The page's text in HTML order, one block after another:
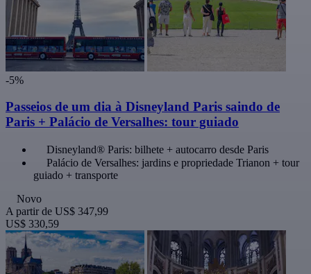
-5%
Passeios de um dia à Disneyland Paris saindo de
Paris + Palácio de Versalhes: tour guiado
Disneyland® Paris: bilhete + autocarro desde Paris
Palácio de Versalhes: jardins e propriedade Trianon + tour
guiado + transporte
Novo
A partir de US$ 347,99
US$ 330,59